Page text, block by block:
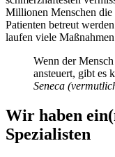
Millionen Menschen die
Patienten betreut
laufen viele
Wenn der
ansteuert, gibt es
Seneca
Wir haben
Spezialisten